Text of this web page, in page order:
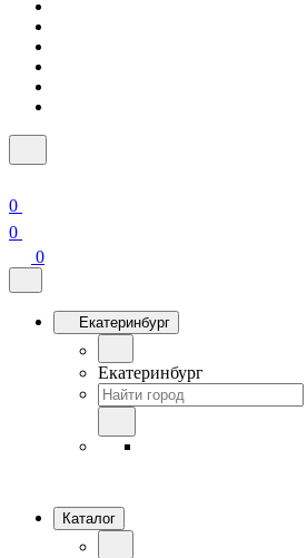
0
0
0
Екатеринбург
Екатеринбург
Каталог